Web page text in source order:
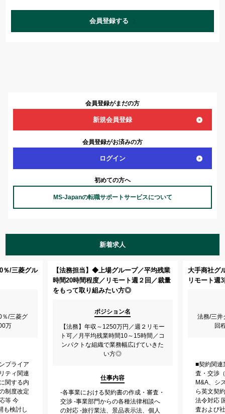
会員登録する
会員登録がまだの方
新規会員登録
会員登録がお済みの方
ログイン
初めての方へ
MS-Japanの転職サポートサービスについて
新着求人
％/三菱グル
％/三菱グ
万
プライア
ティ関連
関する内
制度改定
等 今
も検討し
【法務担当】◆上場グループ／平均残業
時間20時間程度／リモート週２回／裁量
をもって取り組みたい方◎
ポジション名
【法務】年収～1250万円／週２リモー
ト可／月平均残業時間10～15時間／コ
ンパクトな組織で業務幅広げていきた
い方◎
仕事内容
‐各事業における契約書の作成・審査・
交渉 ‐事業部門からの各種法律相談へ
の対応 ‐旅行業法、景品表示法、個人
大手商社グ
リモート週
法務/三井
回
■契約関連
査・交渉
M&A、シ
ら英文契
法令対応
査および